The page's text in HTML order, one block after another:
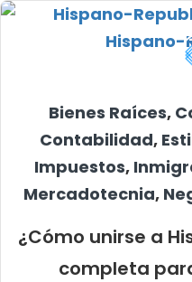
Bienes Raíces,
Contabilidad,
Impuestos,
Mercadotecnia,
¿Cómo unirse a
completa